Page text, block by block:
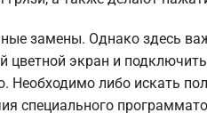
замены. Однако здесь
экран и
Необходимо либо искать
специального